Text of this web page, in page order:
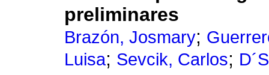
preliminares
Brazón, Josmary;
Luisa; Sevcik, Carlos;